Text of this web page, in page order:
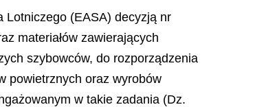
Lotniczego (EASA) decyzją nr
materiałów zawierających
szybowców, do rozporządzenia
powietrznych oraz wyrobów
w takie zadania (Dz.